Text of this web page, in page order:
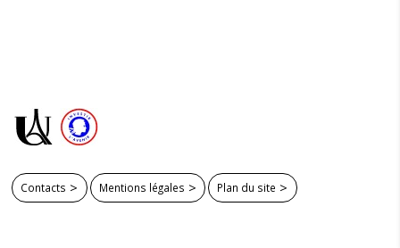
Contacts Mentions légales Plan du site